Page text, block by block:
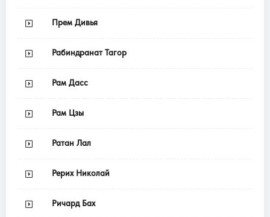
Прем Дивья
Рабиндранат Тагор
Рам Дасс
Рам Цзы
Ратан Лал
Рерих Николай
Ричард Бах